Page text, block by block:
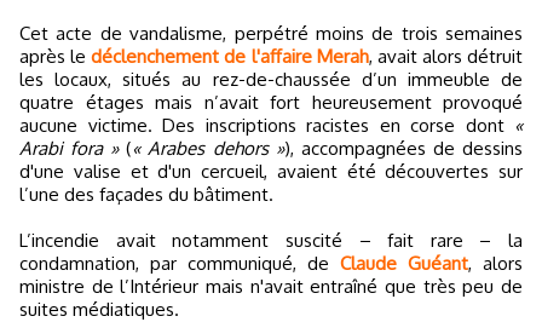
Cet acte de vandalisme, perpétré moins de trois semaines
après ledéclenchement de l'affaire Merah, avait alors détruit
les locaux, situés au rez-de-chaussée d’un immeuble de
quatre étages mais n’avait fort heureusement provoqué
aucune victime. Des inscriptions racistes en corse dont «
Arabi fora »(« Arabes dehors »), accompagnées de dessins
d'une valise et d'un cercueil, avaient été découvertes sur
l’une des façades du bâtiment.
L’incendie avait notamment suscité – fait rare – la
condamnation, par communiqué, de Claude Guéant, alors
ministre de l’Intérieur mais n'avait entraîné que très peu de
suites médiatiques.